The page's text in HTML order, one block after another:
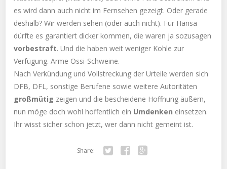
es wird dann auch nicht im Fernsehen gezeigt. Oder gerade
deshalb? Wir werden sehen (oder auch nicht). Für Hansa
dürfte es garantiert dicker kommen, die waren ja sozusagen
vorbestraft. Und die haben weit weniger Kohle zur
Verfügung. Arme Ossi-Schweine.
Nach Verkündung und Vollstreckung der Urteile werden sich
DFB, DFL, sonstige Berufene sowie weitere Autoritäten
großmütig zeigen und die bescheidene Hoffnung äußern,
nun möge doch wohl hoffentlich ein Umdenken einsetzen.
Ihr wisst sicher schon jetzt, wer dann nicht gemeint ist.
Share: